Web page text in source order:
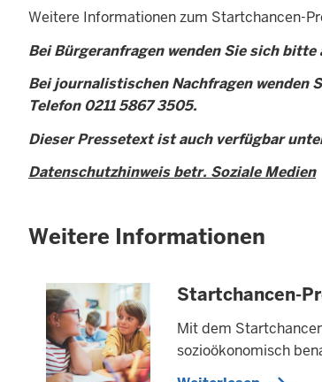
Weitere Informationen zum Startchancen-
Bei Bürgeranfragen wenden Sie sich bitte
Bei journalistischen Nachfragen wenden
Telefon 0211 5867 3505.
Dieser Pressetext ist auch verfügbar
Datenschutzhinweis betr. Soziale Medien
Weitere Informationen
Startchancen-
Mit dem
sozioökonomisch